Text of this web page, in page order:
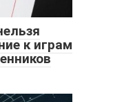
к играм